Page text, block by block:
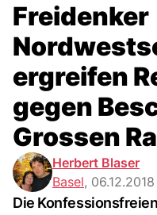
Freidenker
ergreifen
gegen
Grossen
Herbert Blaser
Basel,
Die